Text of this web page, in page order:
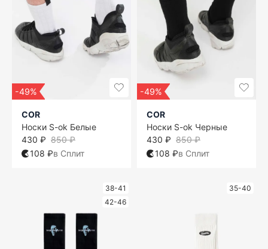
-49%
COR
Носки S-ok Белые
850 ₽
430 ₽
108 ₽в Сплит
-49%
COR
Носки S-ok Черные
850 ₽
430 ₽
108 ₽в Сплит
38-41
42-46
35-40